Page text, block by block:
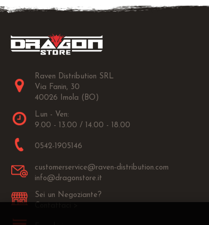
Raven Distribution SRL
Via Fanin, 30
40026 Imola (BO)
Lun - Ven:
9.00 - 13.00 / 14.00 - 18.00
0542-1905146
customerservice@raven-distribution.com
info@dragonstore.it
Sei un Negoziante?